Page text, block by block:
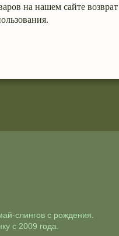
на нашем сайте
слингов с рождения.
с 2009 года.